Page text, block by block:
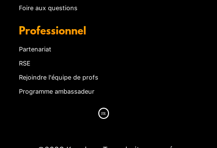
Foire aux questions
Professionnel
Partenariat
RSE
Rejoindre l'équipe de profs
Programme ambassadeur